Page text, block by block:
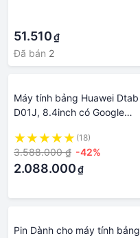
51.510₫
Đã bán 2
Máy tính bảng Huawei Dtab
D01J, 8.4inch có Google
gọi
(18)
3.588.000 ₫ -42%
2.088.000₫
Pin Dành cho máy tính bảng